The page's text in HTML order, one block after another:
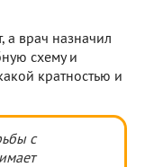
а врач назначил
схему и
кратностью и
с